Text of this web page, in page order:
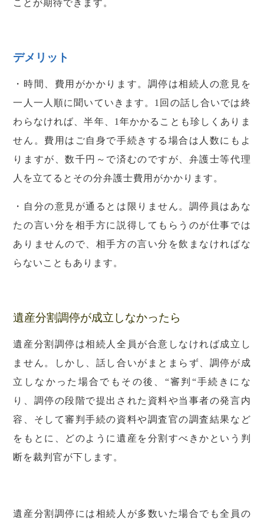
ことが期待できます。
デメリット
・時間、費用がかかります。調停は相続人の意見を
一人一人順に聞いていきます。1回の話し合いでは終
わらなければ、半年、1年かかることも珍しくありま
せん。費用はご自身で手続きする場合は人数にもよ
りますが、数千円～で済むのですが、弁護士等代理
人を立てるとその分弁護士費用がかかります。
・自分の意見が通るとは限りません。調停員はあな
たの言い分を相手方に説得してもらうのが仕事では
ありませんので、相手方の言い分を飲まなければな
らないこともあります。
遺産分割調停が成立しなかったら
遺産分割調停は相続人全員が合意しなければ成立し
ません。しかし、話し合いがまとまらず、調停が成
立しなかった場合でもその後、“審判“手続きにな
り、調停の段階で提出された資料や当事者の発言内
容、そして審判手続の資料や調査官の調査結果など
をもとに、どのように遺産を分割すべきかという判
断を裁判官が下します。
遺産分割調停には相続人が多数いた場合でも全員の